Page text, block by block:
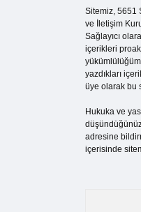
Sitemiz, 5651
ve İletişim
Sağlayıcı
içerikleri
yazdıkları
üye olarak bu
Hukuka ve
adresine
içerisinde